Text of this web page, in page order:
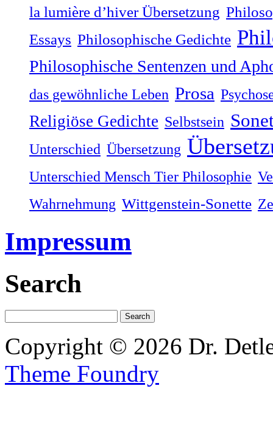
la lumière dʼhiver Übersetzung
Essays Philosophische Gedichte
Philosophische Sentenzen und
das gewöhnliche Leben Prosa
Religiöse Gedichte Selbstsein
Unterschied Übersetzung
Unterschied Mensch Tier Philosophie
Wahrnehmung Wittgenstein-Sonette
Impressum
Search
Copyright © 2026 Dr.
Theme Foundry